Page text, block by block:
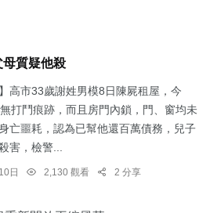
質疑他殺
高市33歲謝姓男模8日陳屍租屋，今
打鬥痕跡，而且房門內鎖，門、窗均未
亡噩耗，認為已幫他還百萬債務，兒子
害，檢警...
日 2,130 觀看 2 分享